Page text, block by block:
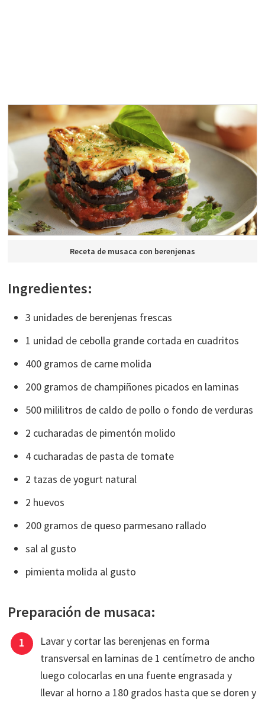
Receta de musaca con berenjenas
Ingredientes:
3 unidades de berenjenas frescas
1 unidad de cebolla grande cortada en cuadritos
400 gramos de carne molida
200 gramos de champiñones picados en laminas
500 mililitros de caldo de pollo o fondo de verduras
2 cucharadas de pimentón molido
4 cucharadas de pasta de tomate
2 tazas de yogurt natural
2 huevos
200 gramos de queso parmesano rallado
sal al gusto
pimienta molida al gusto
Preparación de musaca:
Lavar y cortar las berenjenas en forma
transversal en laminas de 1 centímetro de ancho
luego colocarlas en una fuente engrasada y
llevar al horno a 180 grados hasta que se doren y